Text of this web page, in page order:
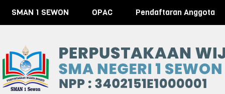
SMAN 1 SEWON OPAC Pendaftaran Anggota